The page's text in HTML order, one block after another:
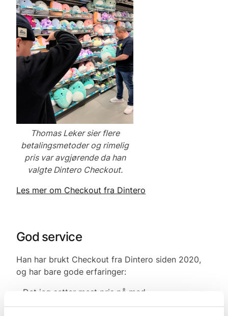
Thomas Leker sier flere
betalingsmetoder og rimelig
pris var avgjørende da han
valgte Dintero Checkout.
Les mer om Checkout fra Dintero
God service
Han har brukt Checkout fra Dintero siden 2020,
og har bare gode erfaringer:
– Det jeg setter mest pris på med
betalingsløsningen fra Dintero, er at den er så